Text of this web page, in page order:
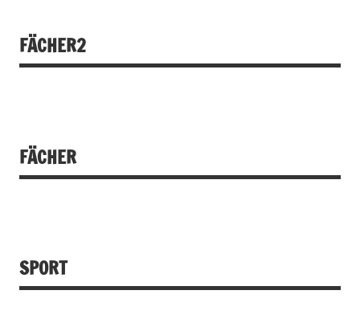
FÄCHER2
FÄCHER
SPORT